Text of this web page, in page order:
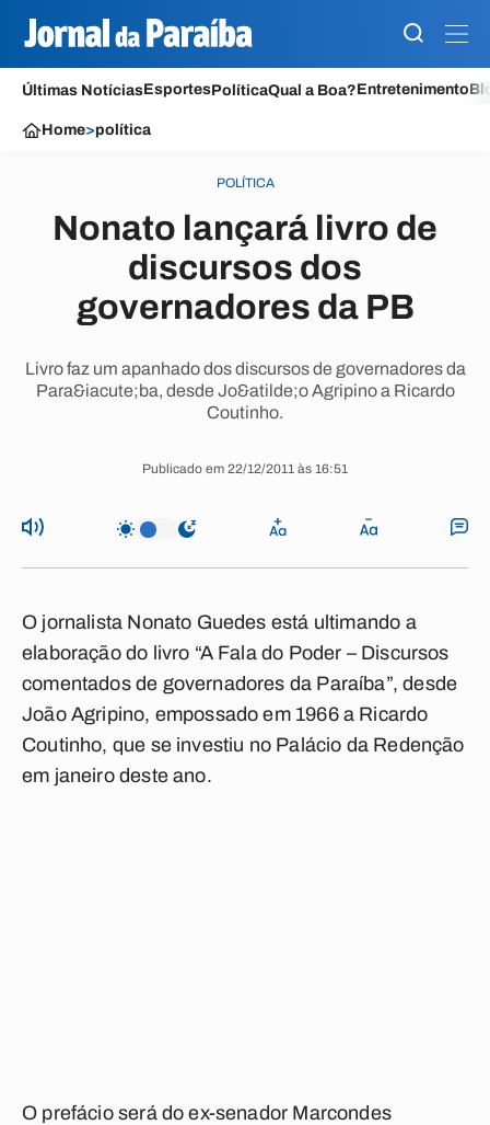
Últimas NotíciasEsportesPolíticaQual a Boa?Entretenimento
Home>política
POLÍTICA
Nonato lançará livro de
discursos dos
governadores da PB
Livro faz um apanhado dos discursos de governadores da
Para&iacute;ba, desde Jo&atilde;o Agripino a Ricardo
Coutinho.
Publicado em 22/12/2011 às 16:51
O jornalista Nonato Guedes está ultimando a
elaboração do livro “A Fala do Poder – Discursos
comentados de governadores da Paraíba”, desde
João Agripino, empossado em 1966 a Ricardo
Coutinho, que se investiu no Palácio da Redenção
em janeiro deste ano.
O prefácio será do ex-senador Marcondes